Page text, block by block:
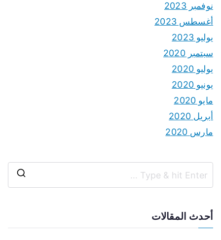
نوفمبر 2023
أغسطس 2023
يوليو 2023
سبتمبر 2020
يوليو 2020
يونيو 2020
مايو 2020
أبريل 2020
مارس 2020
r
أحدث المقالات